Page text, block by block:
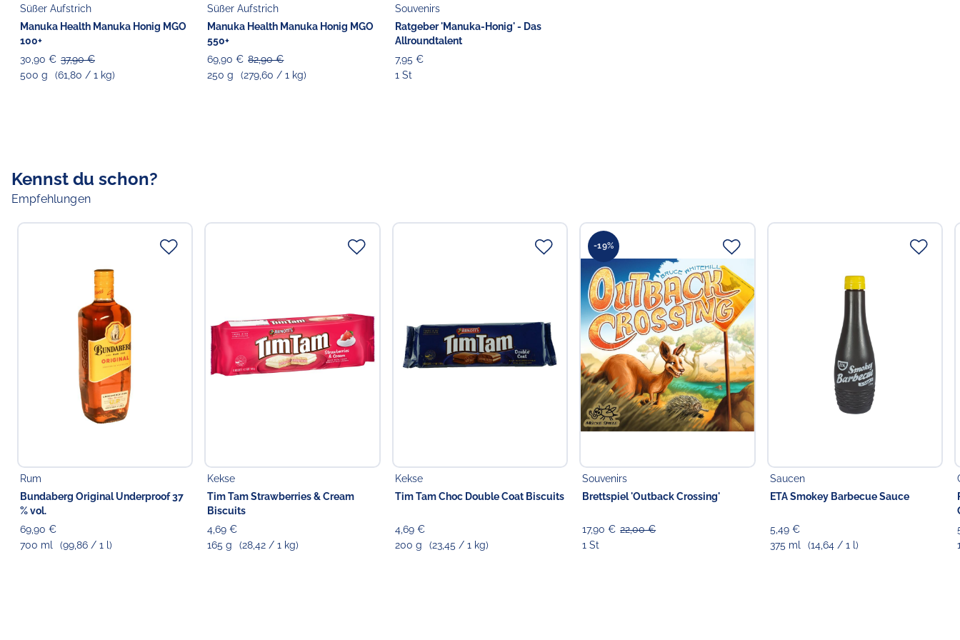
Süßer Aufstrich
Manuka Health Manuka Honig MGO
100+
30,90 € 37,90 €
500 g
(61,80 / 1 kg)
Süßer Aufstrich
Manuka Health Manuka Honig MGO
550+
69,90 € 82,90 €
250 g
(279,60 / 1 kg)
Souvenirs
Ratgeber 'Manuka-Honig' - Das
Allroundtalent
7,95 €
1 St
Kennst du schon?
Empfehlungen
Rum
Bundaberg Original Underproof 37
% vol.
69,90 €
700 ml
(99,86 / 1 l)
Kekse
Tim Tam Strawberries & Cream
Biscuits
4,69 €
165 g
(28,42 / 1 kg)
Kekse
Tim Tam Choc Double Coat Biscuits
4,69 €
200 g
(23,45 / 1 kg)
-19%
Souvenirs
Brettspiel 'Outback Crossing'
17,90 € 22,00 €
1 St
Saucen
ETA Smokey Barbecue Sauce
5,49 €
375 ml
(14,64 / 1 l)